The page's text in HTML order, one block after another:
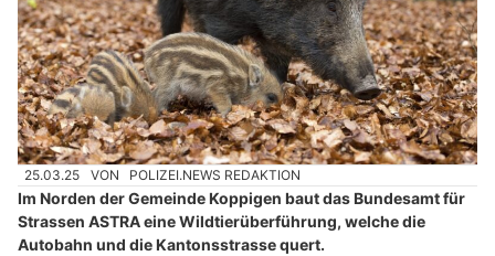
25.03.25 VON POLIZEI.NEWS REDAKTION
Im Norden der Gemeinde Koppigen baut das Bundesamt für
Strassen ASTRA eine Wildtierüberführung, welche die
Autobahn und die Kantonsstrasse quert.